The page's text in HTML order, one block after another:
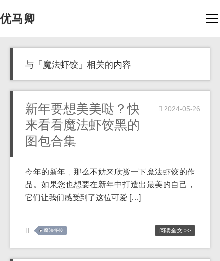
优马卿
与「魔法虾饺」相关的内容
新年要想美美哒？快
来看看魔法虾饺黑的
图包合集
2024-05-26
今年的新年，那么不妨来欣赏一下魔法虾饺的作
品。如果您也想要在新年中打造出最美的自己，
它们让我们感受到了这位可爱 […]
魔法虾饺 阅读全文 >>